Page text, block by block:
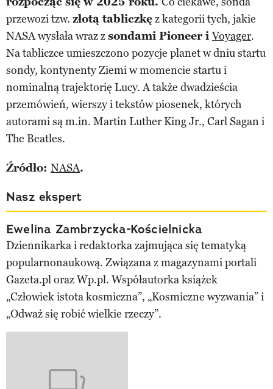
przewozi tzw. złotą tabliczkęz kategorii tych, jakie
NASA wysłała wraz zsondami Pioneer iVoyager.
Na tabliczce umieszczono pozycje planet w dniu startu
sondy, kontynenty Ziemi w momencie startu i
nominalną trajektorię Lucy. A także dwadzieścia
przemówień, wierszy i tekstów piosenek, których
autorami są m.in. Martin Luther King Jr., Carl Sagan i
The Beatles.
Źródło: NASA.
Nasz ekspert
Ewelina Zambrzycka-Kościelnicka
Dziennikarka i redaktorka zajmująca się tematyką
popularnonaukową. Związana z magazynami portali
Gazeta.pl oraz Wp.pl. Współautorka książek
„Człowiek istota kosmiczna”, „Kosmiczne wyzwania” i
„Odważ się robić wielkie rzeczy”.